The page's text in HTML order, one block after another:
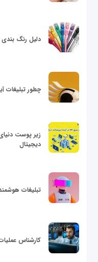
دلیل رنگ بندی
چطور تبلیغات
دیجیتال
تبلیغات
کارشناس